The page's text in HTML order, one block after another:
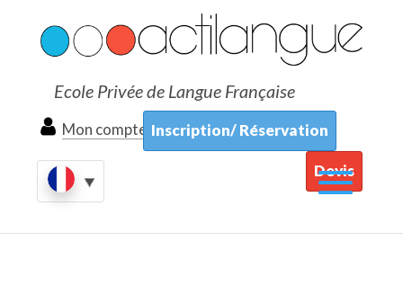
Ecole Privée de Langue Française
Mon compte Inscription/ Réservation
Devis